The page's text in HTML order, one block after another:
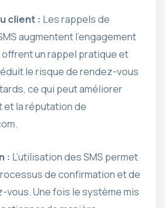
client : Les rappels de
augmentent l’engagement
un rappel pratique et
le risque de rendez-vous
ce qui peut améliorer
et la réputation de
: L’utilisation des SMS permet
de confirmation et de
vous. Une fois le système mis